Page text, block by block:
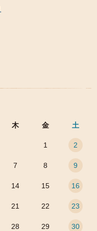
木 金 土
1 2
7 8 9
14 15 16
21 22 23
28 29 30